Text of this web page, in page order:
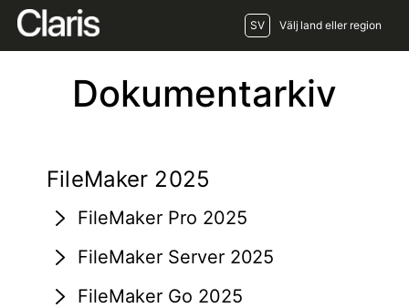
Dokumentarkiv
FileMaker 2025
FileMaker Pro 2025
FileMaker Server 2025
FileMaker Go 2025
SV Välj land eller region